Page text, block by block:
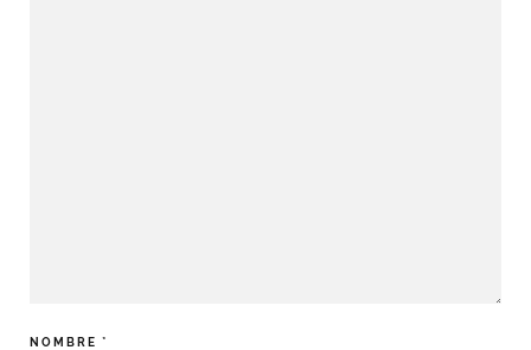
NOMBRE *